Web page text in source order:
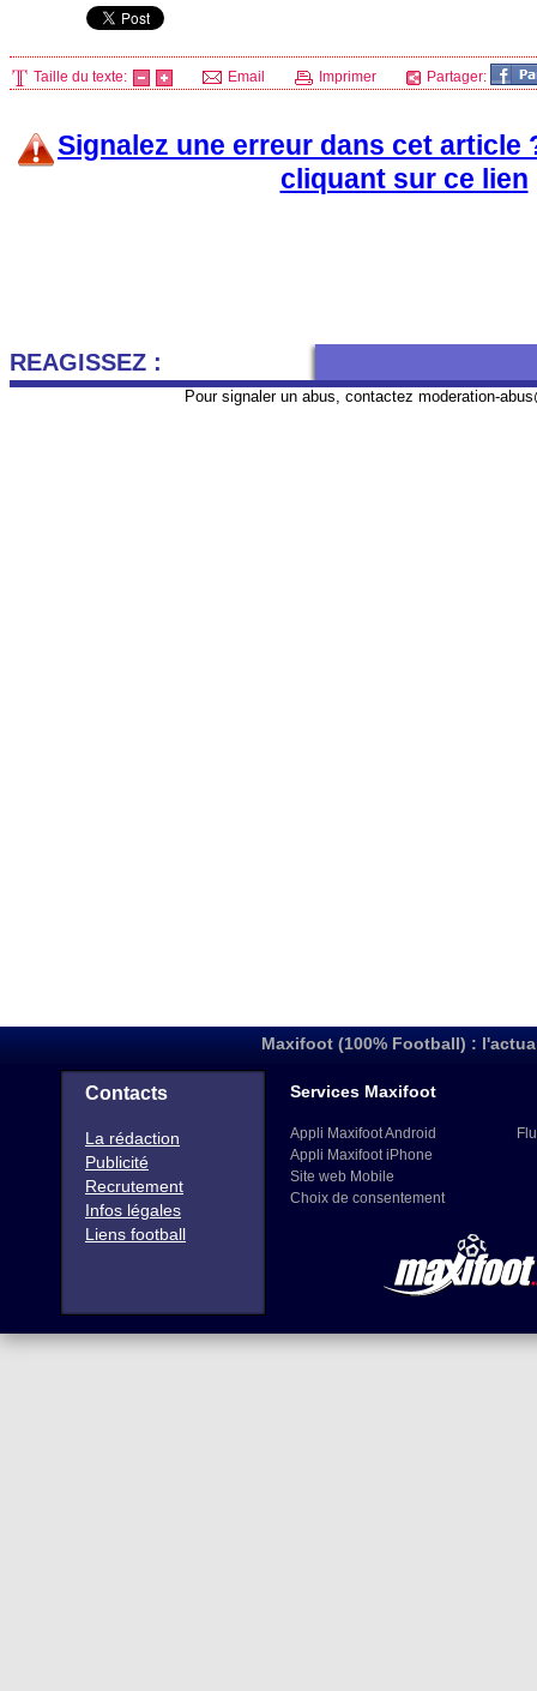
Taille du texte: Email Imprimer Partager:
Signalez une erreur dans cet article
cliquant sur ce lien
REAGISSEZ :
Pour signaler un abus, contactez moderation-
Maxifoot (100% Football) :
Contacts
La rédaction
Publicité
Recrutement
Infos légales
Liens football
Services Maxifoot
Appli Maxifoot Android
Appli Maxifoot iPhone
Site web Mobile
Choix de consentement